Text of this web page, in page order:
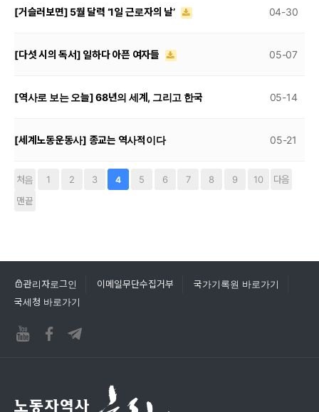
[거슬러보면] 5월 달력 ‘1일 근로자의 날’ 04-30
[다섯 시의 독서] 일하다 아픈 여자들 05-07
[역사로 보는 오늘] 68년의 세계, 그리고 한국 05-14
[세계노동운동사] 종교는 역사적이다 05-21
처음 1 2 3 4 5 6 7 8 9 10
다음
맨끝
관리자로그인 이메일무단수집거부
국가기록원 바로가기
국세청 바로가기